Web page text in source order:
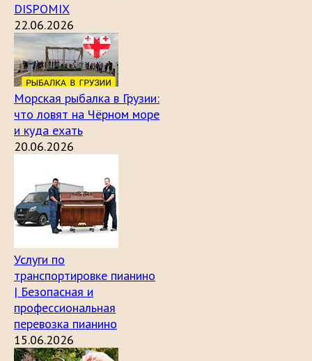
DISPOMIX
22.06.2026
Морская рыбалка в Грузии:
что ловят на Чёрном море
и куда ехать
20.06.2026
Услуги по
транспортировке пианино
| Безопасная и
профессиональная
перевозка пианино
15.06.2026